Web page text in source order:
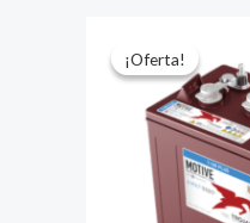
¡Oferta!
¡Oferta!